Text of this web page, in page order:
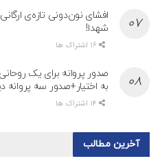
افشای نون‌دونی تازه‌ی
شهدا!
صدور پروانه برای یک
به اختیار+صدور سه پروانه
آخرین مطالب